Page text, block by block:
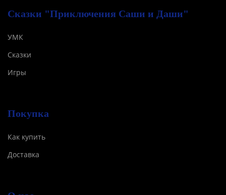
Сказки "Приключения Саши и Даши"
УМК
Сказки
Игры
Покупка
Как купить
Доставка